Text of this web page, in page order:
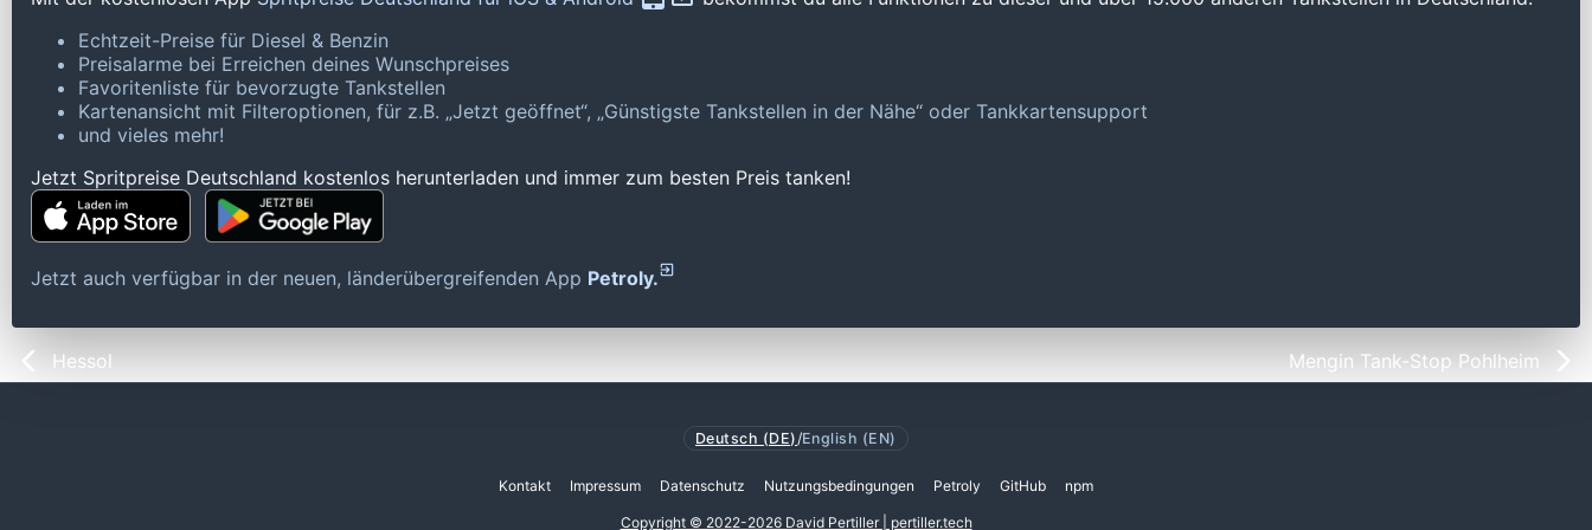
Echtzeit-Preise für Diesel & Benzin
Preisalarme bei Erreichen deines Wunschpreises
Favoritenliste für bevorzugte Tankstellen
Kartenansicht mit Filteroptionen, für z.B. „Jetzt geöffnet“, „Günstigste Tankstellen in der Nähe“ oder Tankkartensupport
und vieles mehr!
Jetzt Spritpreise Deutschland kostenlos herunterladen und immer zum besten Preis tanken!
Jetzt auch verfügbar in der neuen, länderübergreifenden App Petroly.
Hessol Mengin Tank-Stop Pohlheim
Deutsch (DE) /English (EN)
Kontakt Impressum Datenschutz Nutzungsbedingungen Petroly GitHub npm
Copyright © 2022-2026 David Pertiller | pertiller.tech